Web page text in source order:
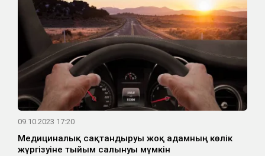
09.10.2023 17:20
Медициналық сақтандыруы жоқ адамның көлік
жүргізуіне тыйым салынуы мүмкін